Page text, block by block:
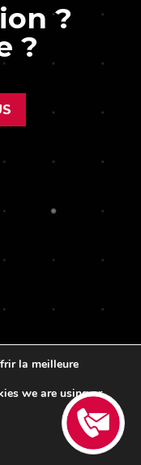
?
?
la meilleure
we are using or